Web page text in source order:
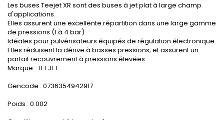
Les buses Teejet XR sont des buses à jet plat à large champ
d'applications.
Elles assurent une excellente répartition dans une large gamme
de pressions (1 à 4 bar).
Idéales pour pulvérisateurs équipés de régulation électronique.
Elles réduisent la dérive à basses pressions, et assurent un
parfait recouvrement à pressions élevées.
Marque : TEEJET
Gencode : 0736354942917
Poids : 0.002